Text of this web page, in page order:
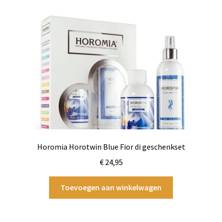
Horomia Horotwin Blue Fior di geschenkset
€24,95
Toevoegen aan winkelwagen